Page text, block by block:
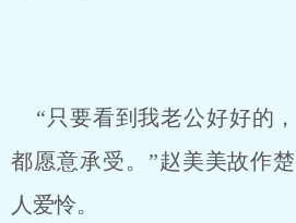
“只要看到我老公好好的
都愿意承受。”赵美美故作
人爱怜。